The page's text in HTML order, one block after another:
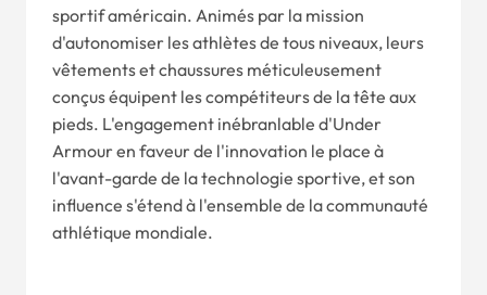
sportif américain. Animés par la mission
d'autonomiser les athlètes de tous niveaux, leurs
vêtements et chaussures méticuleusement
conçus équipent les compétiteurs de la tête aux
pieds. L'engagement inébranlable d'Under
Armour en faveur de l'innovation le place à
l'avant-garde de la technologie sportive, et son
influence s'étend à l'ensemble de la communauté
athlétique mondiale.